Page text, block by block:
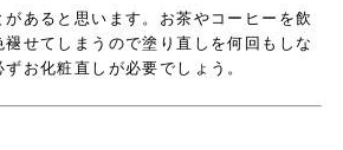
あると思います。お茶やコーヒーを飲
せてしまうので塗り直しを何回もしな
お化粧直しが必要でしょう。